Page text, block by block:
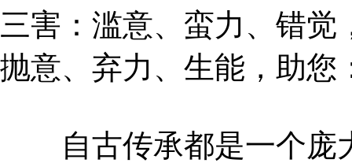
三害：滥意、蛮力、错
抛意、弃力、生能，助您
自古传承都是一个庞